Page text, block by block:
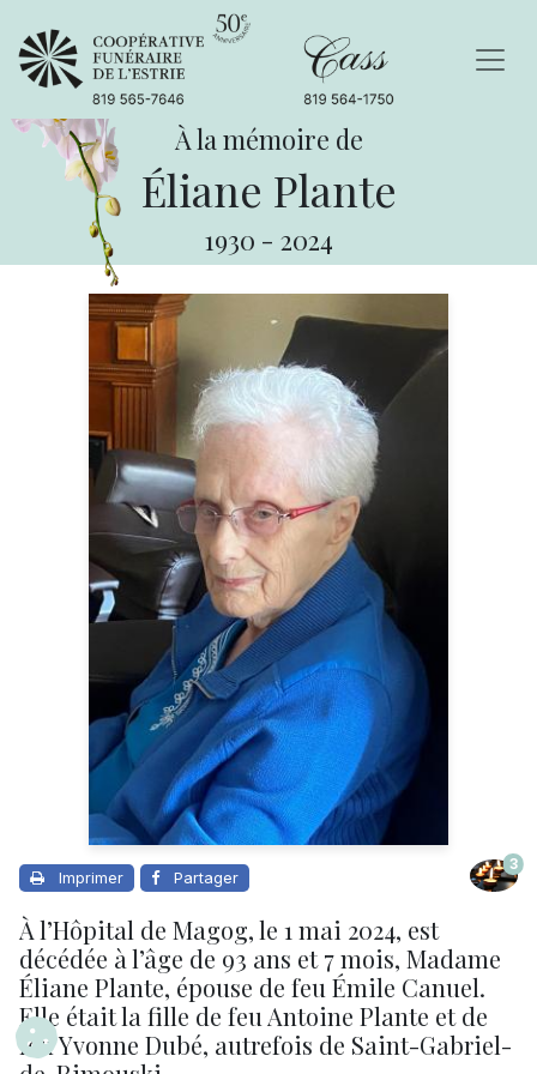
À la mémoire de
Éliane Plante
1930 - 2024
Imprimer Partager
3
À l’Hôpital de Magog, le 1 mai 2024, est
décédée à l’âge de 93 ans et 7 mois, Madame
Éliane Plante, épouse de feu Émile Canuel.
Elle était la fille de feu Antoine Plante et de
feu Yvonne Dubé, autrefois de Saint-Gabriel-